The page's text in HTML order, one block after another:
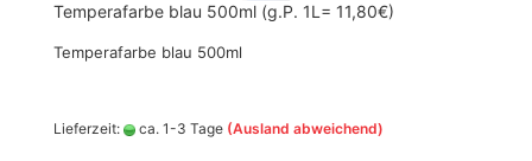
Temperafarbe blau 500ml (g.P. 1L= 11,80€)
Temperafarbe blau 500ml
Lieferzeit: ca. 1-3 Tage (Ausland abweichend)